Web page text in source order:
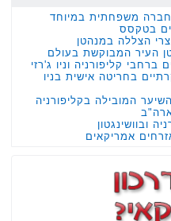
משפחתית במיוחד
בטקסס
הצללה במנהטן
העיר המבוקשת בעולם
ברחבי קליפורניה וניו ג'רזי
בחריטה אישית בניו
המובילה בקליפורניה
ובוושינגטון
אמריקאים